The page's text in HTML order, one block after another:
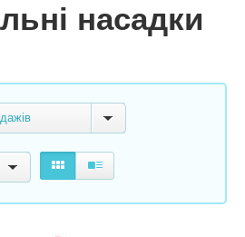
насадки